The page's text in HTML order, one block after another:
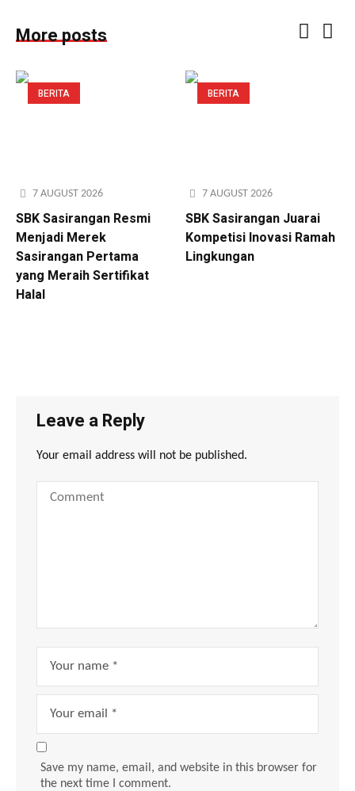
More posts
BERITA
7 AUGUST 2026
SBK Sasirangan Resmi
Menjadi Merek
Sasirangan Pertama
yang Meraih Sertifikat
Halal
BERITA
7 AUGUST 2026
SBK Sasirangan Juarai
Kompetisi Inovasi Ramah
Lingkungan
Leave a Reply
Your email address will not be published.
Save my name, email, and website in this browser for
the next time I comment.